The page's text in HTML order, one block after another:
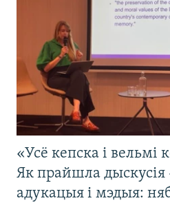
«Усё кепска і вельмі
Як прайшла
адукацыя і мэдыя: